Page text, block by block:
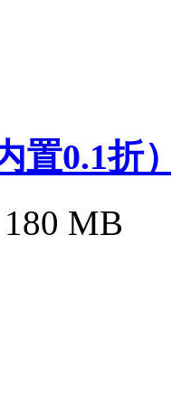
置0.1折
180 MB